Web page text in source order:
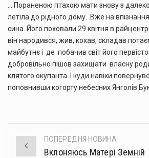
… Пораненою птахою мати знову з
летіла до рідного дому. Вже на
сина. Його поховали 29 квітня в
він народився, жив, кохав, складав
майбутнє і де побачив світ його
добровільно пішов захищати власну
клятого окупанта. І куди навіки
поповнивши когорту небесних Янголів
Post
ПОПЕРЕДНЯ НОВИНА
Вклоняюсь Матері Земній